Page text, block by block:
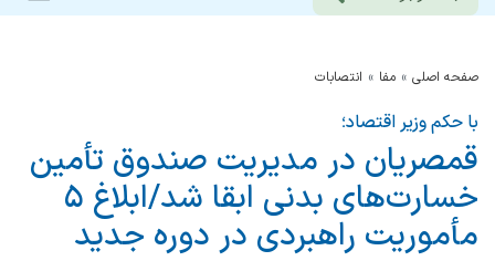
صفحه اصلی مفا انتصابات
با حکم وزیر اقتصاد؛
قمصریان در مدیریت صندوق تأمین
خسارت‌های بدنی ابقا شد/ابلاغ ۵
مأموریت راهبردی در دوره جدید